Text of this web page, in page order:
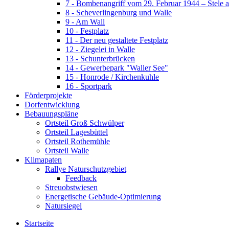
7 - Bombenangriff vom 29. Februar 1944 – Stele
8 - Scheverlingenburg und Walle
9 - Am Wall
10 - Festplatz
11 - Der neu gestaltete Festplatz
12 - Ziegelei in Walle
13 - Schunterbrücken
14 - Gewerbepark "Waller See"
15 - Honrode / Kirchenkuhle
16 - Sportpark
Förderprojekte
Dorfentwicklung
Bebauungspläne
Ortsteil Groß Schwülper
Ortsteil Lagesbüttel
Ortsteil Rothemühle
Ortsteil Walle
Klimapaten
Rallye Naturschutzgebiet
Feedback
Streuobstwiesen
Energetische Gebäude-Optimierung
Natursiegel
Startseite